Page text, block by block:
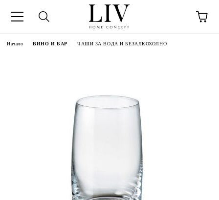
Начало ВИНО И БАР ЧАШИ ЗА ВОДА И БЕЗАЛКОХОЛНО